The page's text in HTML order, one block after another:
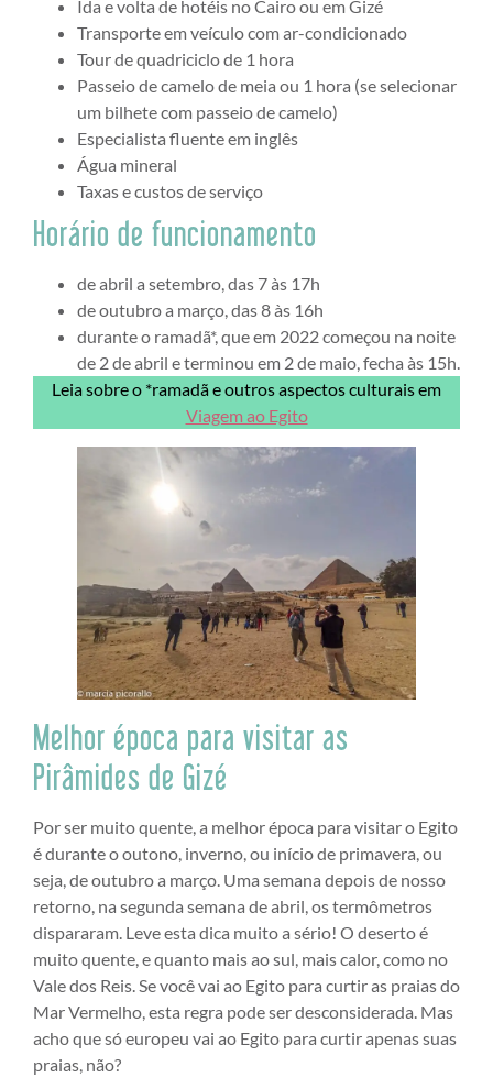
Ida e volta de hotéis no Cairo ou em Gizé
Transporte em veículo com ar-condicionado
Tour de quadriciclo de 1 hora
Passeio de camelo de meia ou 1 hora (se selecionar
um bilhete com passeio de camelo)
Especialista fluente em inglês
Água mineral
Taxas e custos de serviço
Horário de funcionamento
de abril a setembro, das 7 às 17h
de outubro a março, das 8 às 16h
durante o ramadã*, que em 2022 começou na noite
de 2 de abril e terminou em 2 de maio, fecha às 15h.
Leia sobre o *ramadã e outros aspectos culturais em
Viagem ao Egito
Melhor época para visitar as
Pirâmides de Gizé
Por ser muito quente, a melhor época para visitar o Egito
é durante o outono, inverno, ou início de primavera, ou
seja, de outubro a março. Uma semana depois de nosso
retorno, na segunda semana de abril, os termômetros
dispararam. Leve esta dica muito a sério! O deserto é
muito quente, e quanto mais ao sul, mais calor, como no
Vale dos Reis. Se você vai ao Egito para curtir as praias do
Mar Vermelho, esta regra pode ser desconsiderada. Mas
acho que só europeu vai ao Egito para curtir apenas suas
praias, não?